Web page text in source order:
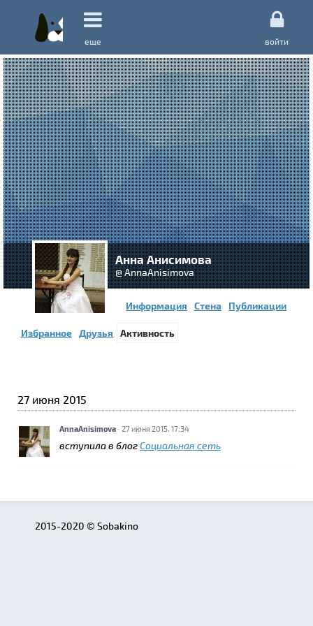
еще войти
Анна Анисимова
@ AnnaAnisimova
Информация Стена Публикации
Избранное Друзья Активность
27 июня 2015
AnnaAnisimova · 27 июня 2015, 17:34
вступила в блогСоциальная сеть
2015-2020 © Sobakino